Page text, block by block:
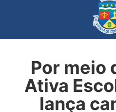
Por meio
Ativa
lança